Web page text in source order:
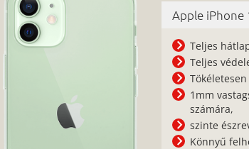
Apple iPhone
Teljes
Teljes
1mm
számára,
szinte
Könnyű